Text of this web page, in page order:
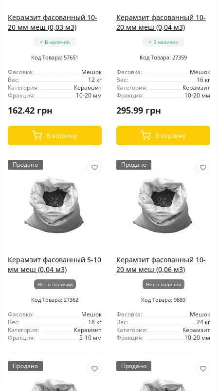
Керамзит фасованный 10-
20 мм меш (0,03 м3)
В наличии
Код Товара: 57651
Фасовка:
Мешок
Вес:
12 кг
Категория:
Керамзит
Фракция:
10-20 мм
162.42 грн
В корзину
Керамзит фасованный 10-
20 мм меш (0,04 м3)
В наличии
Код Товара: 27359
Фасовка:
Мешок
Вес:
16 кг
Категория:
Керамзит
Фракция:
10-20 мм
295.99 грн
В корзину
Продано
Керамзит фасованный 5-10
мм меш (0,04 м3)
Нет в наличии
Код Товара: 27362
Фасовка:
Мешок
Вес:
18 кг
Категория:
Керамзит
Фракция:
5-10 мм
Продано
Керамзит фасованный 10-
20 мм меш (0,06 м3)
Нет в наличии
Код Товара: 9889
Фасовка:
Мешок
Вес:
24 кг
Категория:
Керамзит
Фракция:
10-20 мм
Продано Продано